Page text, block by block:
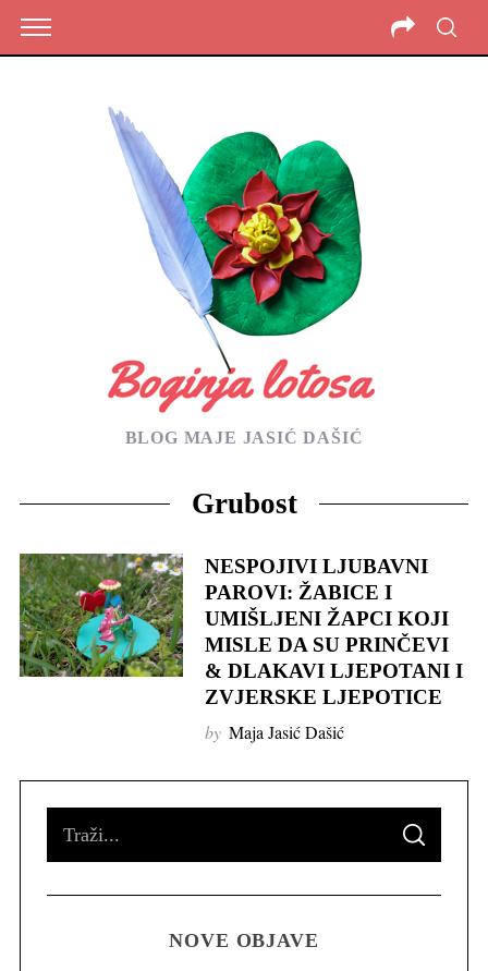
BLOG MAJE JASIĆ DAŠIĆ
Grubost
NESPOJIVI LJUBAVNI
PAROVI: ŽABICE I
UMIŠLJENI ŽAPCI KOJI
MISLE DA SU PRINČEVI
& DLAKAVI LJEPOTANI I
ZVJERSKE LJEPOTICE
by Maja Jasić Dašić
S
A
C
NOVE OBJAVE